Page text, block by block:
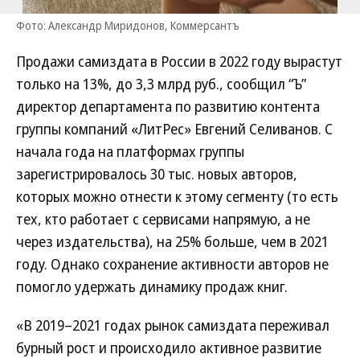
Фото: Александр Миридонов, Коммерсантъ
Продажи самиздата в России в 2022 году вырастут
только на 13%, до 3,3 млрд руб., сообщил “Ъ”
директор департамента по развитию контента
группы компаний «ЛитРес» Евгений Селиванов. С
начала года на платформах группы
зарегистрировалось 30 тыс. новых авторов,
которых можно отнести к этому сегменту (то есть
тех, кто работает с сервисами напрямую, а не
через издательства), на 25% больше, чем в 2021
году. Однако сохранение активности авторов не
помогло удержать динамику продаж книг.
«В 2019–2021 годах рынок самиздата переживал
бурный рост и происходило активное развитие